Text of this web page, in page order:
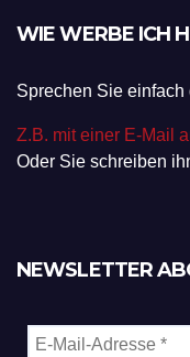
WIE WERBE ICH
Sprechen Sie einfach
Z.B. mit einer E-Mail
Oder Sie schreiben
NEWSLETTER